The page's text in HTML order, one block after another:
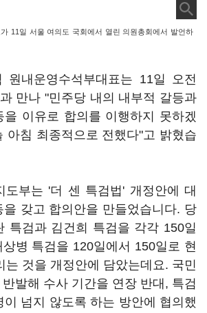
11일 서울 여의도 국회에서 열린 의원총회에서 발언하
원내운영수석부대표는 11일 오전
만나 "민주당 내의 내부적 갈등과
을 이유로 합의를 이행하지 못하겠
아침 최종적으로 전했다"고 밝혔습
도부는 '더 센 특검법' 개정안에 대
갖고 합의안을 만들었습니다. 당
특검과 김건희 특검을 각각 150일
병 특검을 120일에서 150일로 현
는 것을 개정안에 담았는데요. 국민
발해 수사 기간을 연장 반대, 특검
이 넘지 않도록 하는 방안에 협의했